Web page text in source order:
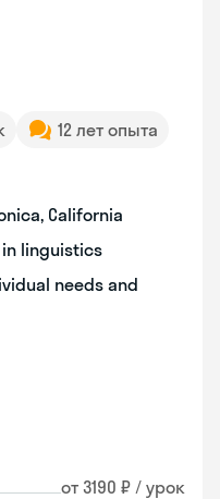
12 лет опыта
California
in linguistics
needs and
от 3190 ₽ / урок